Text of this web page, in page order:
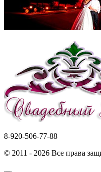
8-920-506-77-88
© 2011 - 2026 Все права